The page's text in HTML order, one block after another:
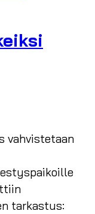
vahvistetaan
tarkastus: